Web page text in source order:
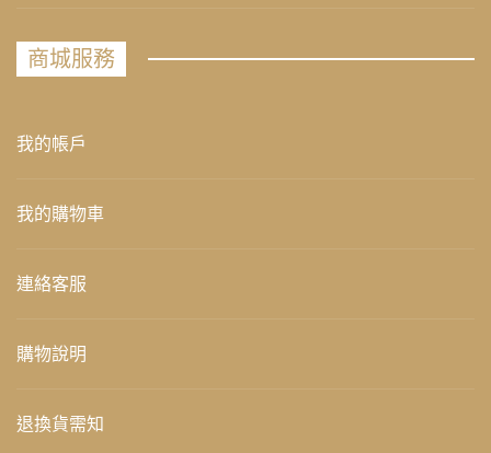
商城服務
我的帳戶
我的購物車
連絡客服
購物說明
退換貨需知